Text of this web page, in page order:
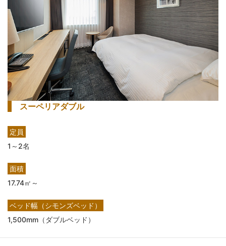
スーペリアダブル
定員
1～2名
面積
17.74㎡～
ベッド幅（シモンズベッド）
1,500mm（ダブルベッド）